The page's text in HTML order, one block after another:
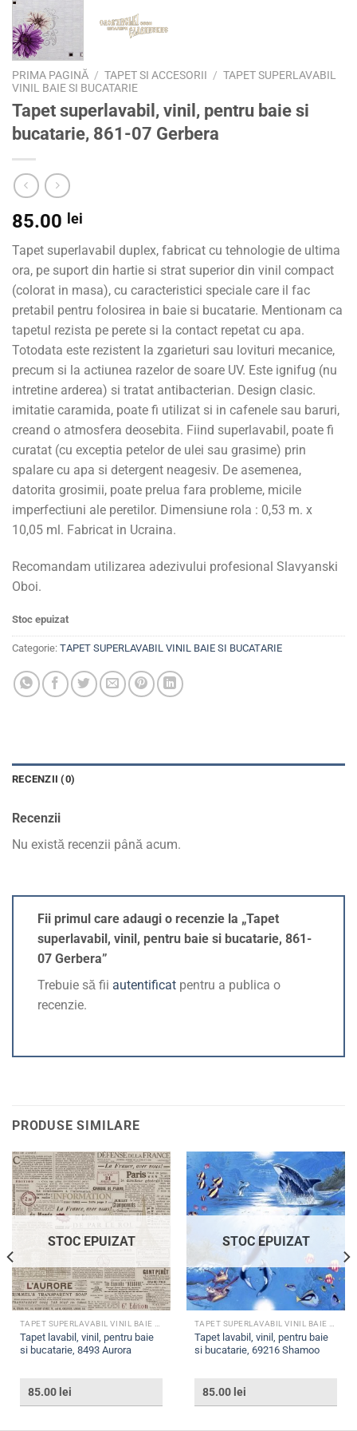
PRIMA PAGINĂ / TAPET SI ACCESORII / TAPET SUPERLAVABIL
VINIL BAIE SI BUCATARIE
Tapet superlavabil, vinil, pentru baie si
bucatarie, 861-07 Gerbera
85.00 lei
Tapet superlavabil duplex, fabricat cu tehnologie de ultima
ora, pe suport din hartie si strat superior din vinil compact
(colorat in masa), cu caracteristici speciale care il fac
pretabil pentru folosirea in baie si bucatarie. Mentionam ca
tapetul rezista pe perete si la contact repetat cu apa.
Totodata este rezistent la zgarieturi sau lovituri mecanice,
precum si la actiunea razelor de soare UV. Este ignifug (nu
intretine arderea) si tratat antibacterian. Design clasic.
imitatie caramida, poate fi utilizat si in cafenele sau baruri,
creand o atmosfera deosebita. Fiind superlavabil, poate fi
curatat (cu exceptia petelor de ulei sau grasime) prin
spalare cu apa si detergent neagesiv. De asemenea,
datorita grosimii, poate prelua fara probleme, micile
imperfectiuni ale peretilor. Dimensiune rola : 0,53 m. x
10,05 ml. Fabricat in Ucraina.
Recomandam utilizarea adezivului profesional Slavyanski
Oboi.
Stoc epuizat
Categorie: TAPET SUPERLAVABIL VINIL BAIE SI BUCATARIE
RECENZII (0)
Recenzii
Nu există recenzii până acum.
Fii primul care adaugi o recenzie la „Tapet
superlavabil, vinil, pentru baie si bucatarie, 861-
07 Gerbera”
Trebuie să fii autentificat pentru a publica o
recenzie.
PRODUSE SIMILARE
STOC EPUIZAT
TAPET SUPERLAVABIL VINIL BAIE SI BUCATARIE
Tapet lavabil, vinil, pentru baie
si bucatarie, 8493 Aurora
85.00 lei
STOC EPUIZAT
TAPET SUPERLAVABIL VINIL BAIE SI BUCATARIE
Tapet lavabil, vinil, pentru baie
si bucatarie, 69216 Shamoo
85.00 lei